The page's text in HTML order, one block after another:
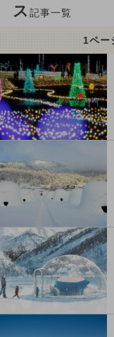
ス 記事一覧
1ペー